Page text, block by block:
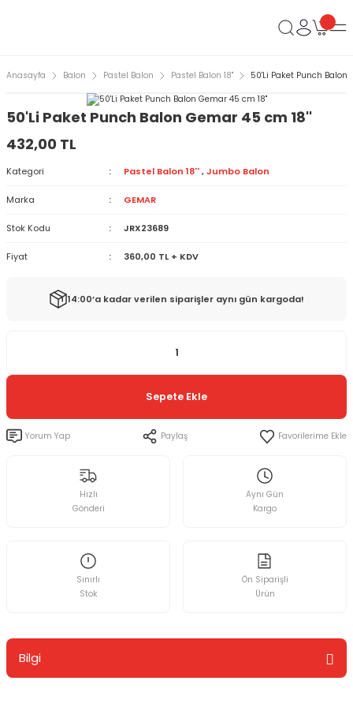
Anasayfa Balon Pastel Balon Pastel Balon 18'' 50'Li Paket Punch Balon
50'Li Paket Punch Balon Gemar 45 cm 18''
432,00 TL
Kategori Pastel Balon 18'' ,Jumbo Balon
Marka GEMAR
Stok Kodu JRX23689
Fiyat 360,00 TL + KDV
14:00’a kadar verilen siparişler aynı gün kargoda!
Sepete Ekle
Yorum Yap Paylaş
Hızlı
Gönderi
Aynı Gün
Kargo
Sınırlı
Stok
Ön Siparişli
Ürün
Bilgi